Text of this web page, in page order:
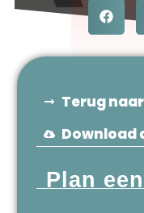
Terug
Download
Plan